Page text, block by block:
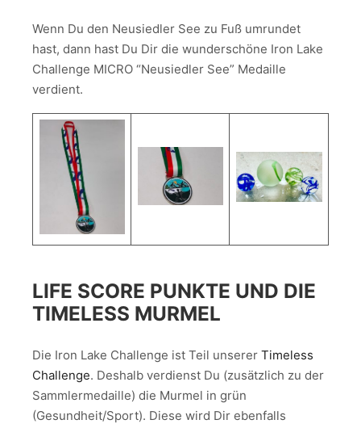
Wenn Du den Neusiedler See zu Fuß umrundet
hast, dann hast Du Dir die wunderschöne Iron Lake
Challenge MICRO “Neusiedler See” Medaille
verdient.
LIFE SCORE PUNKTE UND DIE
TIMELESS MURMEL
Die Iron Lake Challenge ist Teil unserer Timeless
Challenge. Deshalb verdienst Du (zusätzlich zu der
Sammlermedaille) die Murmel in grün
(Gesundheit/Sport). Diese wird Dir ebenfalls